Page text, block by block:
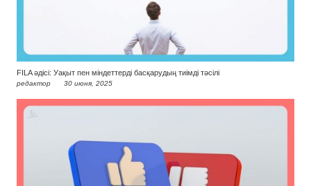
FILA әдісі: Уақыт пен міндеттерді басқарудың тиімді тәсілі
редактор 30 июня, 2025